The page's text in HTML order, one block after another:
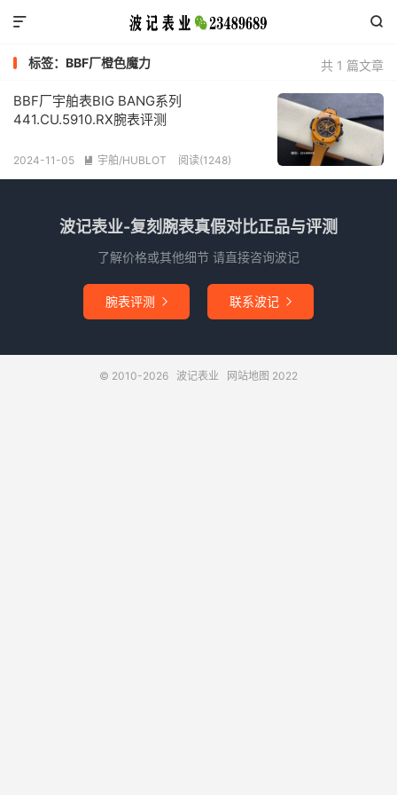


共 1 篇文章
标签：BBF厂橙色魔力
BBF厂宇舶表BIG BANG系列
441.CU.5910.RX腕表评测
2024-11-05  宇舶/HUBLOT 阅读(1248)
波记表业-复刻腕表真假对比正品与评测
了解价格或其他细节 请直接咨询波记
腕表评测  联系波记 
© 2010-2026 波记表业 网站地图 2022